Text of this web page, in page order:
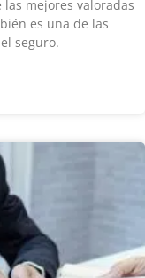
mejores valoradas
es una de las
seguro.